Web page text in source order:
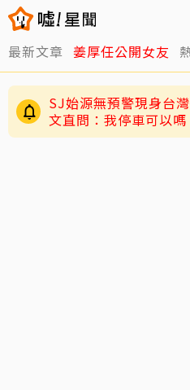
最新文章 姜厚任公開女友
SJ始源無預警現身台
文直問：我停車可以嗎